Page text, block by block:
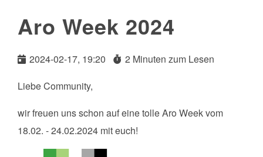
Aro Week 2024
2024-02-17, 19:20
2 Minuten zum Lesen
Liebe Community,
wir freuen uns schon auf eine tolle Aro Week vom
18.02. - 24.02.2024 mit euch!